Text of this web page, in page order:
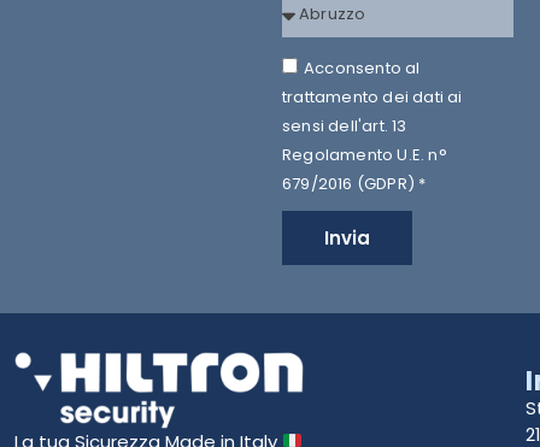
Acconsento al
trattamento dei dati ai
sensi dell'art. 13
Regolamento U.E. n°
679/2016 (GDPR) *
Invia
La tua Sicurezza Made in Italy